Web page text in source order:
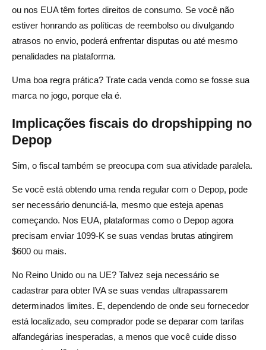
ou nos EUA têm fortes direitos de consumo. Se você não
estiver honrando as políticas de reembolso ou divulgando
atrasos no envio, poderá enfrentar disputas ou até mesmo
penalidades na plataforma.
Uma boa regra prática? Trate cada venda como se fosse sua
marca no jogo, porque ela é.
Implicações fiscais do dropshipping no
Depop
Sim, o fiscal também se preocupa com sua atividade paralela.
Se você está obtendo uma renda regular com o Depop, pode
ser necessário denunciá-la, mesmo que esteja apenas
começando. Nos EUA, plataformas como o Depop agora
precisam enviar 1099-K se suas vendas brutas atingirem
$600 ou mais.
No Reino Unido ou na UE? Talvez seja necessário se
cadastrar para obter IVA se suas vendas ultrapassarem
determinados limites. E, dependendo de onde seu fornecedor
está localizado, seu comprador pode se deparar com tarifas
alfandegárias inesperadas, a menos que você cuide disso